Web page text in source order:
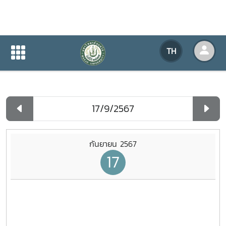
TH
ปฏิทินกิจกรรมของหน่วยงาน
ปฏิทินกิจกรรมของหน่วยงาน
กันยายน 2567
17